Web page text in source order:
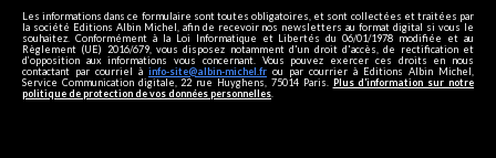
Les informations dans ce formulaire sont toutes obligatoires, et sont collectées et traitées par
la société Editions Albin Michel, afin de recevoir nos newsletters au format digital si vous le
souhaitez. Conformément à la Loi Informatique et Libertés du 06/01/1978 modifiée et au
Règlement (UE) 2016/679, vous disposez notamment d'un droit d'accès, de rectification et
d’opposition aux informations vous concernant. Vous pouvez exercer ces droits en nous
contactant par courriel à info-site@albin-michel.fr ou par courrier à Editions Albin Michel,
Service Communication digitale, 22 rue Huyghens, 75014 Paris. Plus d’information sur notre
politique de protection de vos données personnelles